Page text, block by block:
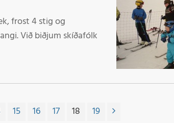
frost 4 stig og
Við biðjum skíðafólk
15 16 17 18 19